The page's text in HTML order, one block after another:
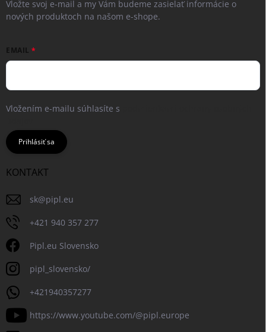
Vložte svoj e-mail a my Vám budeme zasielať informácie o
nových produktoch na našom e-shope.
EMAIL
Vložením e-mailu súhlasíte s
Prihlásiť sa
KONTAKT
sk@pipl.eu
+421 940 357 277
Pipl.eu Slovensko
pipl_slovensko/
+421940357277
https://www.youtube.com/@pipl.europe